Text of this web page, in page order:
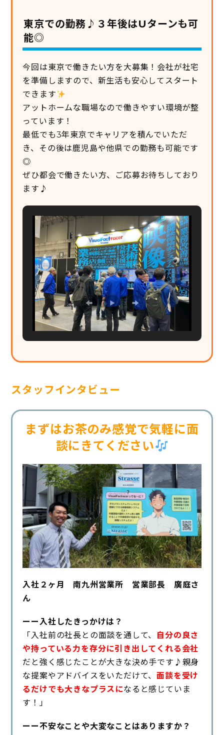
東京での勤務♪３年後はUターンも可
能◎
今回は東京で働きたい方を大募集！会社が社宅
を準備しますので、新生活も安心してスタート
できます
アットホームな職場なので働きやすい環境が整
っています！
最低でも3年東京でキャリアを積んでいただ
き、その後は鹿児島や他県での勤務も可能です
◎
ぜひ都会で働きたい方、ご応募お待ちしており
ます♪
スタッフインタビュー
まずはお茶のみ感覚で気軽に面
談にきてください
入社２ヶ月 南九州営業所 営業部長 廣庭さ
ん
ーー入社したきっかけは？
「入社前の社長との面談を通して、 自分の良さ
や持っている力を存分に引き出してくれる会社
だと強く感じたことが大きな決め手です♪親身
な提案やアドバイスをいただけて、面談を受け
るだけでも大きなプラスになると感じていま
す！」
ーー不安なことや大変なことはありますか？